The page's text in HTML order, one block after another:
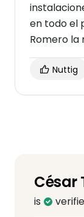
en todo el
Romero la
Nuttig
César
is